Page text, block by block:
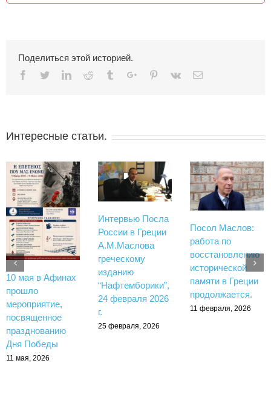
Поделиться этой историей.
Facebook
TwitterLinkedinReddit TumblrGoogle+Pinterest
Vk Email
Интересные статьи.
10 мая в Афинах
прошло
мероприятие,
посвященное
празднованию
Дня Победы
11 мая, 2026
Интервью Посла
России в Греции
А.М.Маслова
греческому
изданию
“Нафтемборики”,
24 февраля 2026
г.
25 февраля, 2026
Посол Маслов:
работа по
восстановлению
исторической
памяти в Греции
продолжается.
11 февраля, 2026